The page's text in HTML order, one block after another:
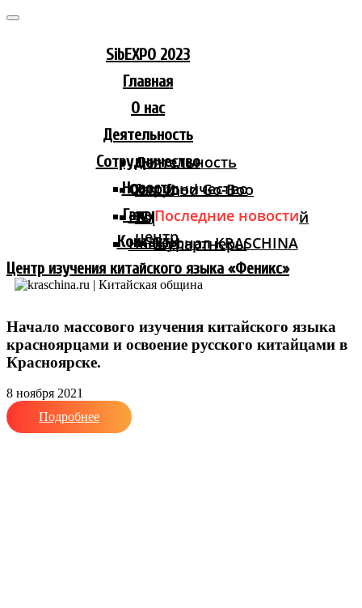
Skip
SibEXPO 2023
Главная
О нас
Деятельность
Деятельность
fast food Go-Boo
Торгово-логистический
центр
Сотрудничество
Сотрудничество
HCANSY LIFE
Наши партнеры
Новости
Последние новости
Журнал KRASCHINA
Галерея
Контакты
Центр изучения китайского языка «Феникс»
Начало массового изучения китайского языка
красноярцами и освоение русского китайцами в
Красноярске.
8 ноября 2021
Подробнее